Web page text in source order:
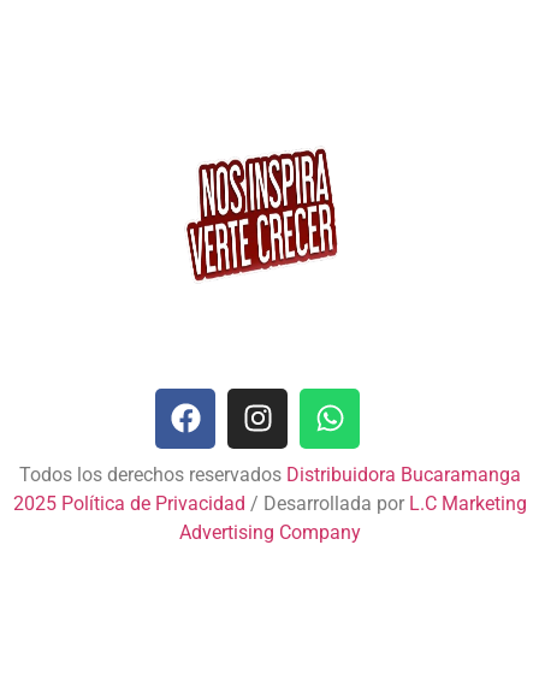
Todos los derechos reservados Distribuidora Bucaramanga
2025Política de Privacidad / Desarrollada porL.C Marketing
Advertising Company